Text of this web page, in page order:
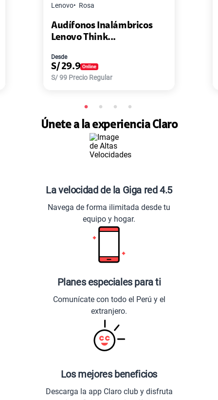
Inalámbricos
Pack de 2 Power
Únete a la experiencia Claro
La velocidad de la Giga red 4.5
Navega de forma ilimitada desde tu
equipo y hogar.
Planes especiales para ti
Comunícate con todo el Perú y el
extranjero.
Los mejores beneficios
Descarga la app Claro club y disfruta